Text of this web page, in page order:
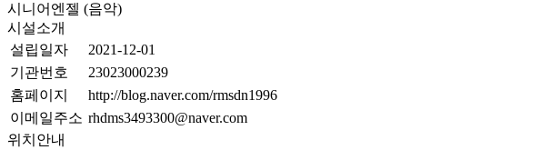
시니어엔젤 (음악)
시설소개
설립일자
2021-12-01
기관번호
23023000239
홈페이지
http://blog.naver.com/rmsdn1996
이메일주소 rhdms3493300@naver.com
위치안내